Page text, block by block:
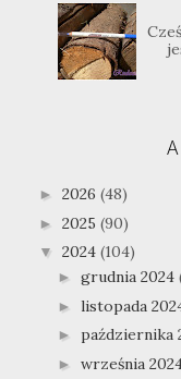
► 2026 (48)
► 2025 (90)
▼ 2024 (104)
► grudnia 2024
► listopada
► października
► września